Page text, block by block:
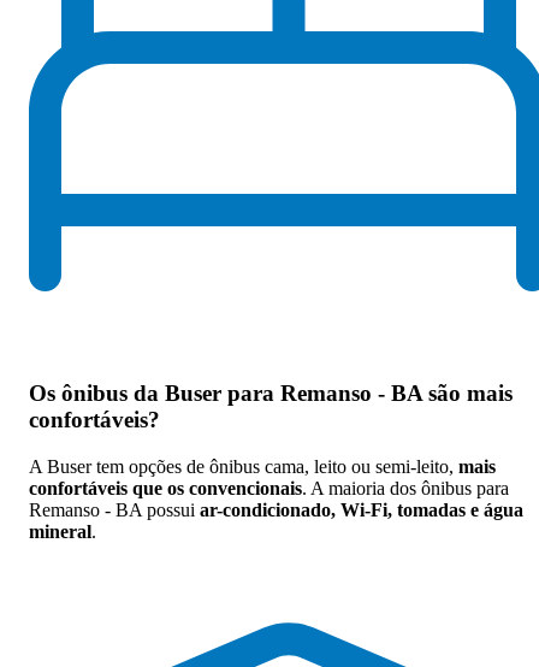
Os ônibus da Buser para Remanso - BA são mais
confortáveis?
A Buser tem opções de ônibus cama, leito ou semi-leito, mais
confortáveis que os convencionais. A maioria dos ônibus para
Remanso - BA possui ar-condicionado, Wi-Fi, tomadas e água
mineral.